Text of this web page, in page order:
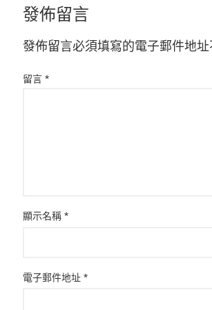
發佈留言
發佈留言必須填寫的電子郵件地址
留言 *
顯示名稱 *
電子郵件地址 *